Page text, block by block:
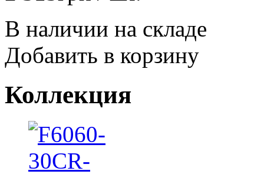
В наличии на складе
Добавить в корзину
Коллекция